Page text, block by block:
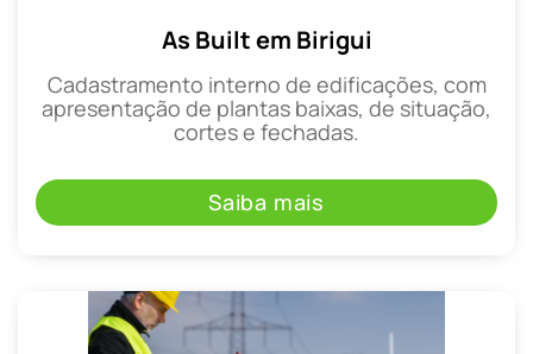
As Built em Birigui
Cadastramento interno de edificações, com
apresentação de plantas baixas, de situação,
cortes e fechadas.
Saiba mais